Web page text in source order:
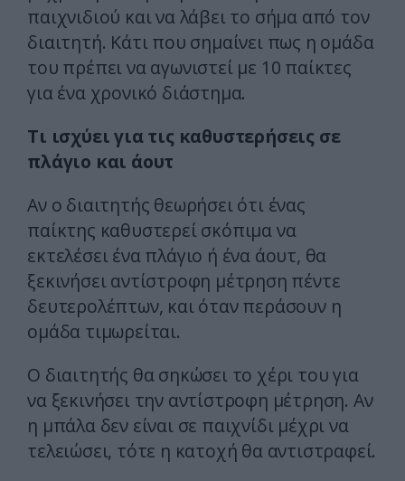
παιχνιδιού και να λάβει το σήμα από τον
διαιτητή. Κάτι που σημαίνει πως η ομάδα
του πρέπει να αγωνιστεί με 10 παίκτες
για ένα χρονικό διάστημα.
Τι ισχύει για τις καθυστερήσεις σε
πλάγιο και άουτ
Αν ο διαιτητής θεωρήσει ότι ένας
παίκτης καθυστερεί σκόπιμα να
εκτελέσει ένα πλάγιο ή ένα άουτ, θα
ξεκινήσει αντίστροφη μέτρηση πέντε
δευτερολέπτων, και όταν περάσουν η
ομάδα τιμωρείται.
Ο διαιτητής θα σηκώσει το χέρι του για
να ξεκινήσει την αντίστροφη μέτρηση. Αν
η μπάλα δεν είναι σε παιχνίδι μέχρι να
τελειώσει, τότε η κατοχή θα αντιστραφεί.